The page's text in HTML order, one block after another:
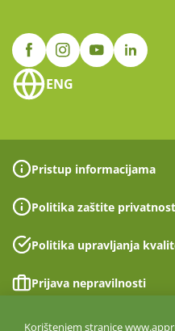
ENG
Pristup informacijama
Politika zaštite
Politika upravljanja
Prijava nepravilnosti
Izjava o pristupačnosti
Korištenjem stranice